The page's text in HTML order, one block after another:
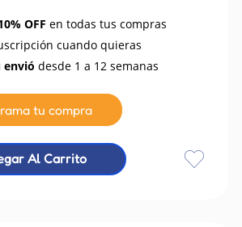
OFF en todas tus compras
cuando quieras
envió desde 1 a 12 semanas
tu compra
Al Carrito